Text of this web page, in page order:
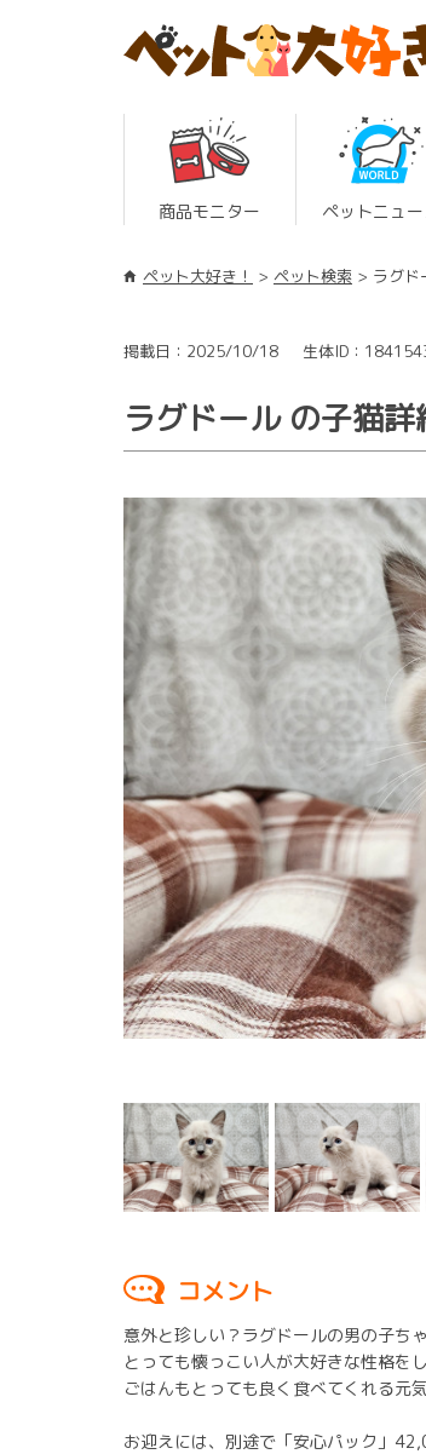
商品モニター ペットニュ
ペット大好き！ ペット検索 ラグド
掲載日：2025/10/18 生体ID：
ラグドール の子猫詳
コメント
意外と珍しい？ラグドールの男の子ち
とっても懐っこい人が大好きな性格をし
ごはんもとっても良く食べてくれる元
お迎えには、別途で「安心パック」